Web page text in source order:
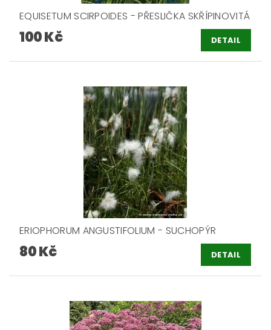
EQUISETUM SCIRPOIDES - PŘESLIČKA SKŘÍPINOVITÁ
100 Kč DETAIL
ERIOPHORUM ANGUSTIFOLIUM - SUCHOPÝR
80 Kč DETAIL